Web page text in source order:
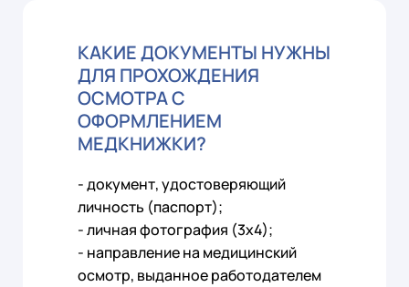
КАКИЕ ДОКУМЕНТЫ НУЖНЫ
ДЛЯ ПРОХОЖДЕНИЯ
ОСМОТРА С
ОФОРМЛЕНИЕМ
МЕДКНИЖКИ?
- документ, удостоверяющий
личность (паспорт);
- личная фотография (3х4);
- направление на медицинский
осмотр, выданное работодателем